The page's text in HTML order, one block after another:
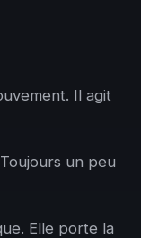
Il agit
un peu
Elle porte la